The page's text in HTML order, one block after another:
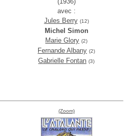
avec :
Jules Berry (12)
Michel Simon
Marie Glory (2)
Fernande Albany (2)
Gabrielle Fontan (3)
(Zoom)